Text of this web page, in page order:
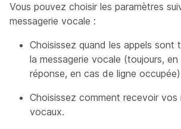
Vous pouvez choisir les paramètres
messagerie vocale :
Choisissez quand les appels sont
la messagerie vocale (toujours, en
réponse, en cas de ligne
Choisissez comment recevoir vos
vocaux.